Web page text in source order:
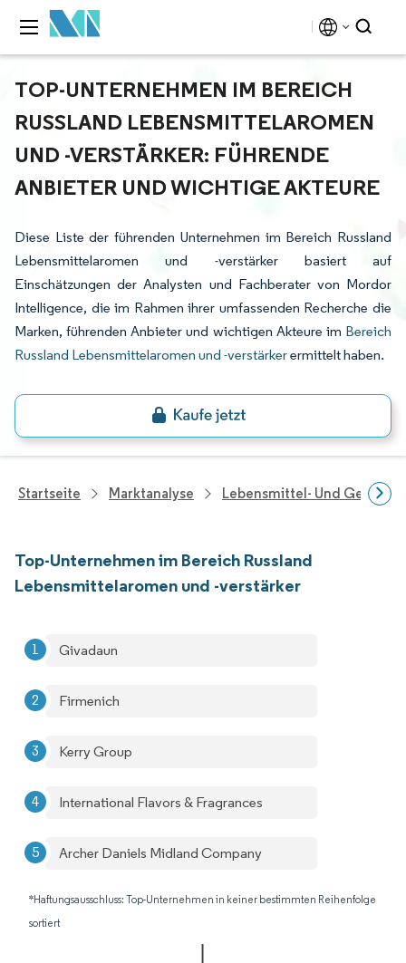
TOP-UNTERNEHMEN IM BEREICH
RUSSLAND LEBENSMITTELAROMEN
UND -VERSTÄRKER: FÜHRENDE
ANBIETER UND WICHTIGE AKTEURE
Diese Liste der führenden Unternehmen im Bereich Russland
Lebensmittelaromen und -verstärker basiert auf
Einschätzungen der Analysten und Fachberater von Mordor
Intelligence, die im Rahmen ihrer umfassenden Recherche die
Marken, führenden Anbieter und wichtigen Akteure im Bereich
Russland Lebensmittelaromen und -verstärkerermittelt haben.
Startseite Marktanalyse Lebensmittel- Und
Top-Unternehmen im Bereich Russland
Lebensmittelaromen und -verstärker
Givadaun
Firmenich
Kerry Group
International Flavors & Fragrances
Archer Daniels Midland Company
*Haftungsausschluss: Top-Unternehmen in keiner bestimmten Reihenfolge
sortiert